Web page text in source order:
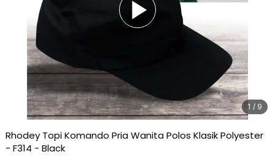
1 / 9
Rhodey Topi Komando Pria Wanita Polos Klasik Polyester
- F314 - Black